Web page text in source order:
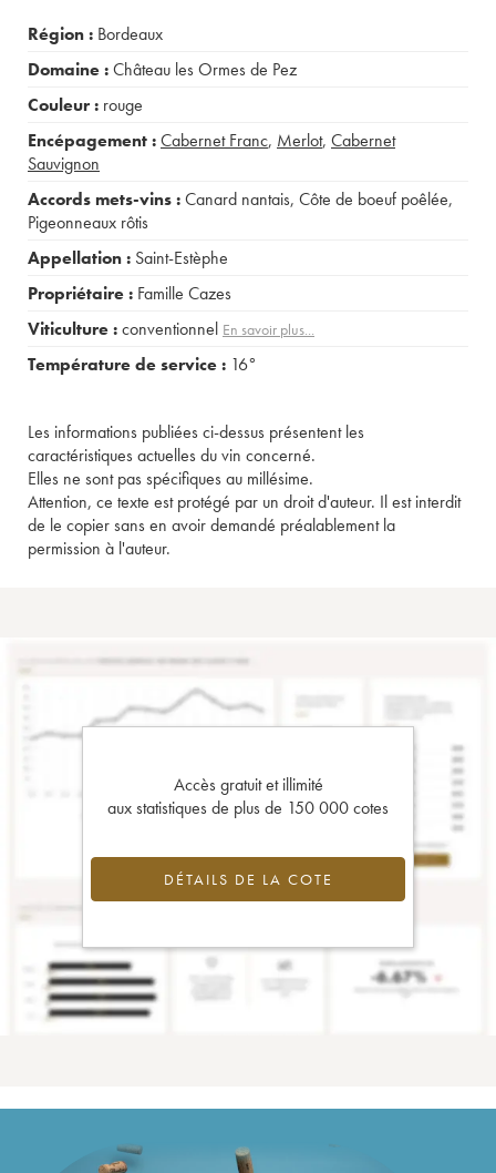
Région : Bordeaux
Domaine :Château les Ormes de Pez
Couleur : rouge
Encépagement :Cabernet Franc, Merlot, Cabernet
Sauvignon
Accords mets-vins :Canard nantais, Côte de boeuf poêlée,
Pigeonneaux rôtis
Appellation : Saint-Estèphe
Propriétaire : Famille Cazes
Viticulture :conventionnel En savoir plus...
Température de service : 16°
Les informations publiées ci-dessus présentent les
caractéristiques actuelles du vin concerné.
Elles ne sont pas spécifiques au millésime.
Attention, ce texte est protégé par un droit d'auteur. Il est interdit
de le copier sans en avoir demandé préalablement la
permission à l'auteur.
Accès gratuit et illimité
aux statistiques de plus de 150 000 cotes
DÉTAILS DE LA COTE